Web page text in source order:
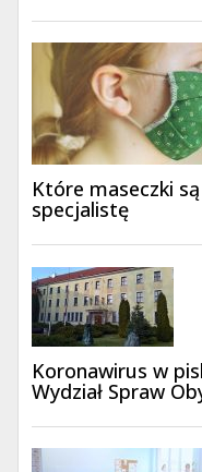
Które maseczki
specjalistę
Koronawirus w
Wydział Spraw